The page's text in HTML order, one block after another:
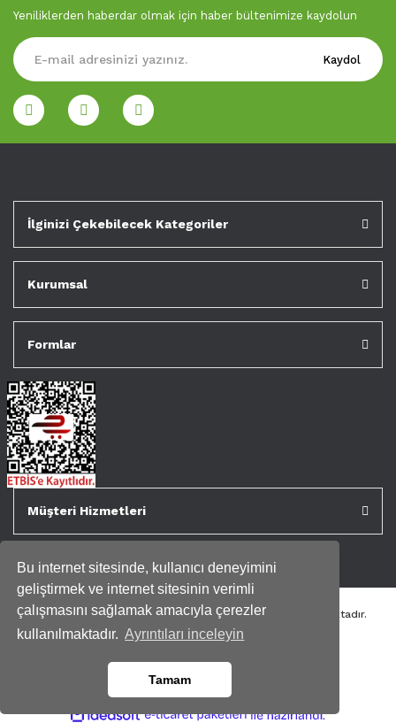
Bu internet sitesinde, kullanıcı deneyimini
geliştirmek ve internet sitesinin verimli
çalışmasını sağlamak amacıyla çerezler
kullanılmaktadır. Ayrıntıları inceleyin
Tamam
Yeniliklerden haberdar olmak için haber bültenimize kaydolun
Kaydol
İlginizi Çekebilecek Kategoriler
Kurumsal
Formlar
Müşteri Hizmetleri
Tüm kredi kartı bilgileriniz 256bit SSL Sertifikası ile korunmaktadır.
Genispencere.com Tüm Hakları Saklıdır.
ideasoft e- ile